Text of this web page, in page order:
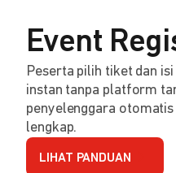
Event
Peserta pilih tiket dan
instan tanpa platform
penyelenggara
lengkap.
LIHAT PANDUAN